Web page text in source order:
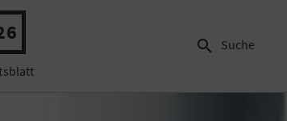
 Suche